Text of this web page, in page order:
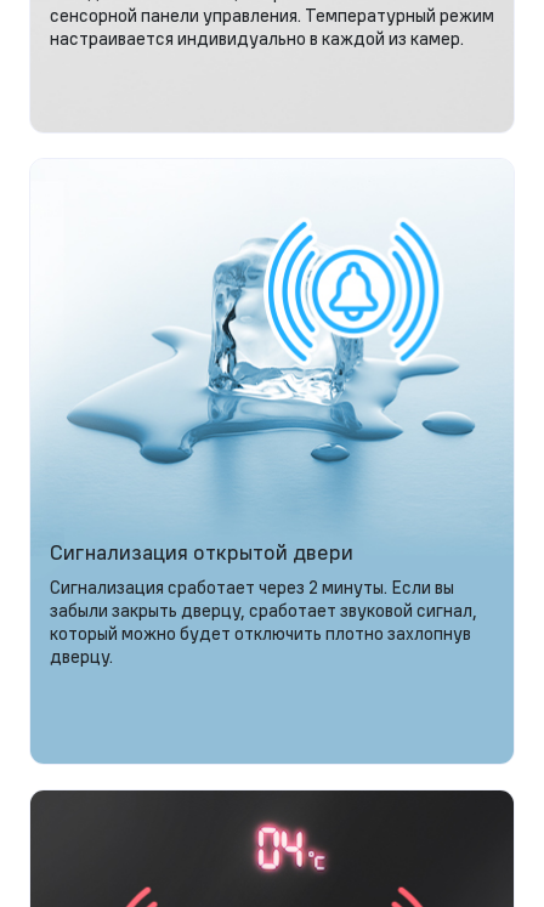
сенсорной панели управления. Температурный режим
настраивается индивидуально в каждой из камер.
Сигнализация открытой двери
Сигнализация сработает через 2 минуты. Если вы
забыли закрыть дверцу, сработает звуковой сигнал,
который можно будет отключить плотно захлопнув
дверцу.